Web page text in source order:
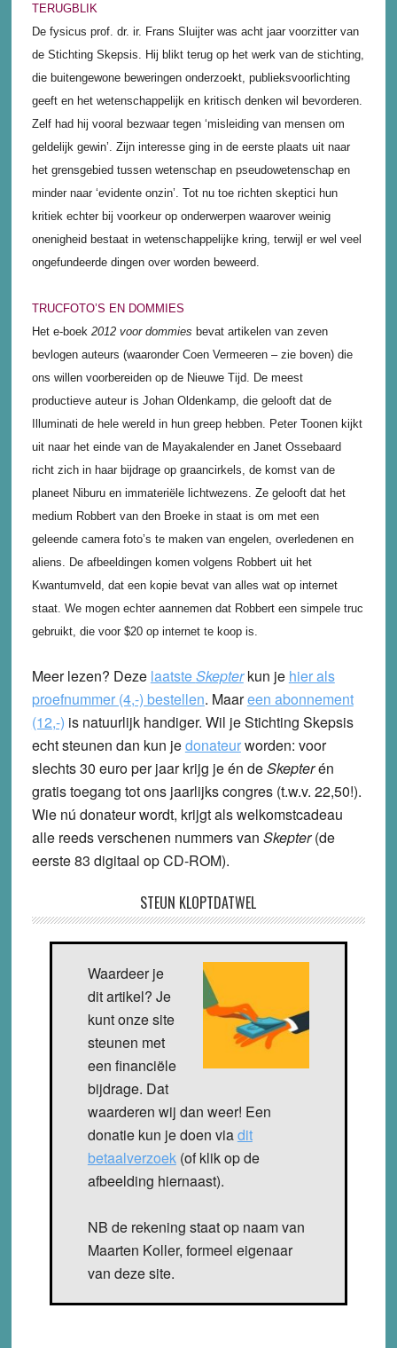
TERUGBLIK
De fysicus prof. dr. ir. Frans Sluijter was acht jaar voorzitter van
de Stichting Skepsis. Hij blikt terug op het werk van de stichting,
die buitengewone beweringen onderzoekt, publieksvoorlichting
geeft en het wetenschappelijk en kritisch denken wil bevorderen.
Zelf had hij vooral bezwaar tegen ‘misleiding van mensen om
geldelijk gewin’. Zijn interesse ging in de eerste plaats uit naar
het grensgebied tussen wetenschap en pseudowetenschap en
minder naar ‘evidente onzin’. Tot nu toe richten skeptici hun
kritiek echter bij voorkeur op onderwerpen waarover weinig
onenigheid bestaat in wetenschappelijke kring, terwijl er wel veel
ongefundeerde dingen over worden beweerd.
TRUCFOTO’S EN DOMMIES
Het e-boek 2012 voor dommies bevat artikelen van zeven
bevlogen auteurs (waaronder Coen Vermeeren – zie boven) die
ons willen voorbereiden op de Nieuwe Tijd. De meest
productieve auteur is Johan Oldenkamp, die gelooft dat de
Illuminati de hele wereld in hun greep hebben. Peter Toonen kijkt
uit naar het einde van de Mayakalender en Janet Ossebaard
richt zich in haar bijdrage op graancirkels, de komst van de
planeet Niburu en immateriële lichtwezens. Ze gelooft dat het
medium Robbert van den Broekein staat is om met een
geleende camera foto’s te maken van engelen, overledenen en
aliens. De afbeeldingen komen volgens Robbert uit het
Kwantumveld, dat een kopie bevat van alles wat op internet
staat. We mogen echter aannemen dat Robbert een simpele truc
gebruikt, die voor $20 op internet te koop is.
Meer lezen? Deze laatsteSkepterkun je hier als
proefnummer (4,-) bestellen. Maareen abonnement
(12,-) is natuurlijk handiger. Wil je Stichting Skepsis
echt steunen dan kun jedonateurworden: voor
slechts 30 euro per jaar krijg je én deSkepterén
gratis toegang tot ons jaarlijks congres (t.w.v. 22,50!).
Wie nú donateur wordt, krijgt als welkomstcadeau
alle reeds verschenen nummers van Skepter(de
eerste 83 digitaal op CD-ROM).
STEUN KLOPTDATWEL
Waardeer je
dit artikel? Je
kunt onze site
steunen met
een financiële
bijdrage. Dat
waarderen wij dan weer! Een
donatie kun je doen viadit
betaalverzoek(of klik op de
afbeelding hiernaast).
NB de rekening staat op naam van
Maarten Koller, formeel eigenaar
van deze site.